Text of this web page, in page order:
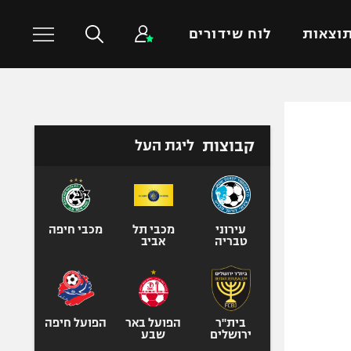
תוצאות לוח שידורים
טניס
כדורעף
ספורט אולימפי
היאבקות WWE
קבוצות ליגת העל
עירוני
טבריה
מכבי תל
אביב
מכבי חיפה
בית"ר
ירושלים
הפועל באר
שבע
הפועל חיפה